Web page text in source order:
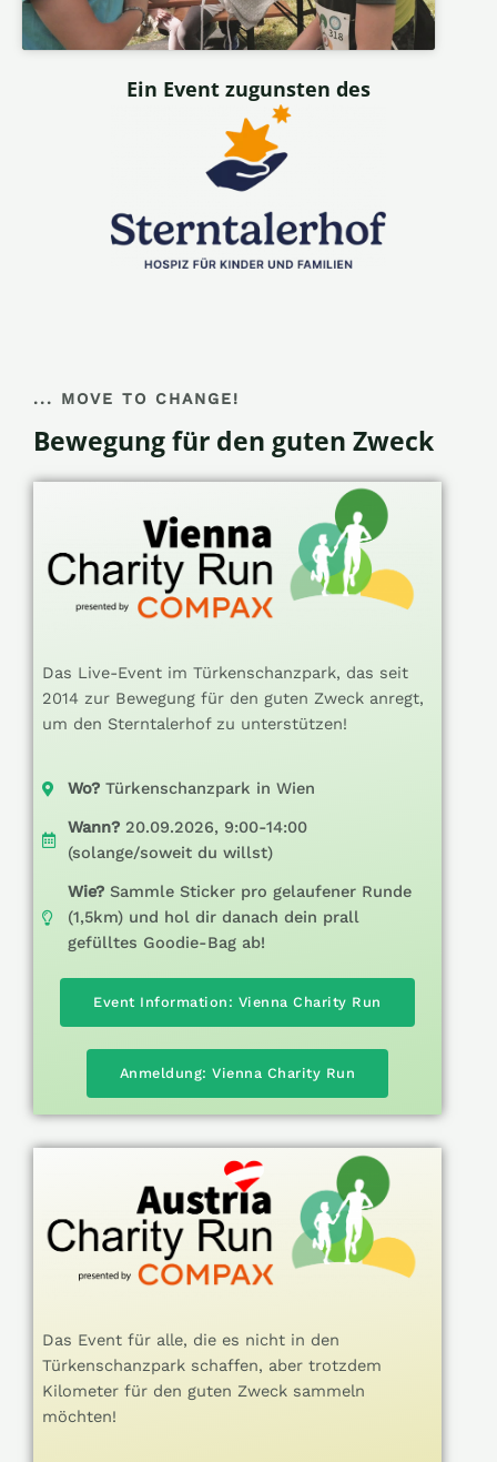
Ein Event zugunsten des
... MOVE TO CHANGE!
Bewegung für den guten Zweck
Das Live-Event im Türkenschanzpark, das seit
2014 zur Bewegung für den guten Zweck anregt,
um den Sterntalerhof zu unterstützen!
Wo?Türkenschanzpark in Wien
Wann?20.09.2026, 9:00-14:00
(solange/soweit du willst)
Wie?Sammle Sticker pro gelaufener Runde
(1,5km) und hol dir danach dein prall
gefülltes Goodie-Bag ab!
Event Information: Vienna Charity Run
Anmeldung: Vienna Charity Run
Das Event für alle, die es nicht in den
Türkenschanzpark schaffen, aber trotzdem
Kilometer für den guten Zweck sammeln
möchten!